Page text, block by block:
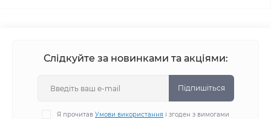
Слідкуйте за новинками та акціями:
Підпишіться
Я прочитав Умови використання і згоден з вимогами